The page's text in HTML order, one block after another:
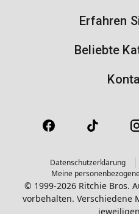
Erfahren
Beliebte
Datenschutzerklärung
Meine
© 1999-2026 Ritchie Bros.
vorbehalten. Verschiedene